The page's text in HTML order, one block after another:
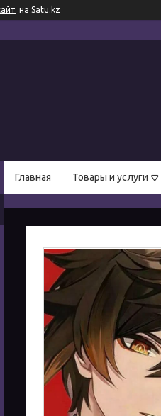
на Satu.kz
Главная Товары и услуги